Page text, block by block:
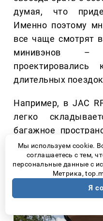
думая, что
Именно поэтому
все чаще смотрят
минивэнов –
длительных
Например, в JAC
легко
багажное
под конкретную
без труда
спортивный
Мы используем cookie.
соглашаетесь с тем,
персональные данные с
Метрика,
Я